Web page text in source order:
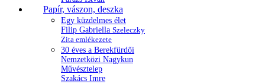
Papír, vászon, deszka
Egy küzdelmes élet
Filip Gabriella Szeleczky
Zita emlékezete
30 éves a Berekfürdői
Nemzetközi Nagykun
Művésztelep
Szakács Imre